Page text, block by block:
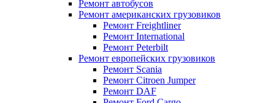
Ремонт автобусов
Ремонт американских грузовиков
Ремонт Freightliner
Ремонт International
Ремонт Peterbilt
Ремонт европейских грузовиков
Ремонт Scania
Ремонт Citroen Jumper
Ремонт DAF